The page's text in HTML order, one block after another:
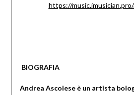
https://
BIOGRAFIA
Andrea Ascolese è un artista